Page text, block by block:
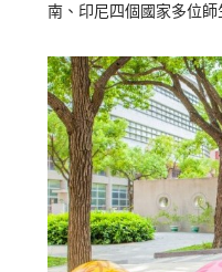
南、印尼四個國家多位師